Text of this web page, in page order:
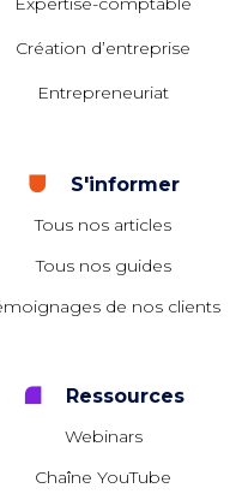
Création d’entreprise
Entrepreneuriat
S'informer
Tous nos articles
Tous nos guides
de nos clients
Ressources
Webinars
Chaîne YouTube